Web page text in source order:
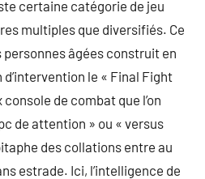
certaine catégorie de jeu
multiples que diversifiés. Ce
âgées construit en
d’intervention le « Final Fight
console de combat que l’on
de attention » ou « versus
des collations entre au
estrade. Ici, l’intelligence de